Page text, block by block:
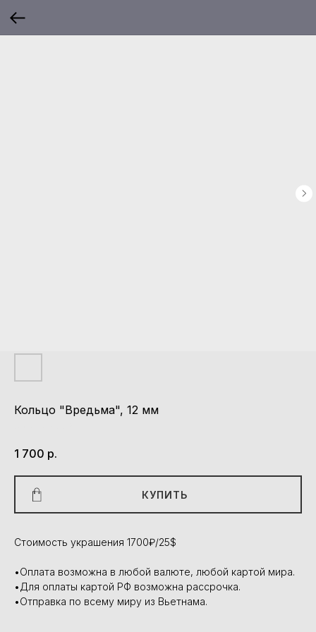
Кольцо "Вредьма", 12 мм
1 700 р.
КУПИТЬ
Стоимость украшения 1700₽/25$
•Оплата возможна в любой валюте, любой картой мира.
•Для оплаты картой РФ возможна рассрочка.
•Отправка по всему миру из Вьетнама.